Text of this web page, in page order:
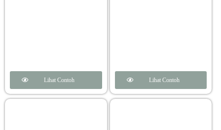
Lihat Contoh Lihat Contoh